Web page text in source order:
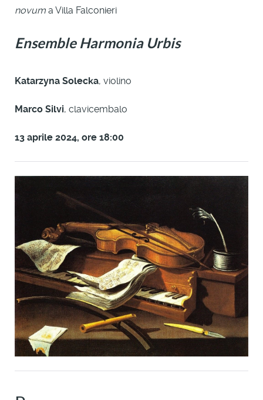
novum a Villa Falconieri
Ensemble Harmonia Urbis
Katarzyna Solecka, violino
Marco Silvi, clavicembalo
13 aprile 2024, ore 18:00